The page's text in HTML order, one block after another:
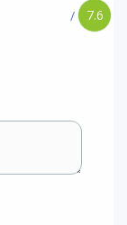
7.6
/